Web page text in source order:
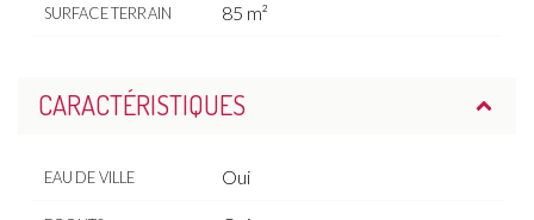
SURFACE TERRAIN 85 m²
CARACTÉRISTIQUES
EAU DE VILLE Oui